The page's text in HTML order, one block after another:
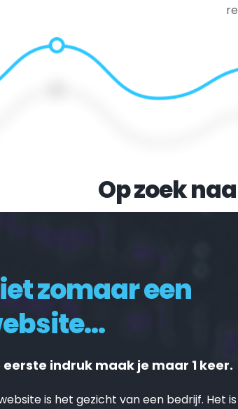
Op zoek
zomaar een
eerste indruk maak je maar 1 keer.
is het gezicht van een bedrijf. Het